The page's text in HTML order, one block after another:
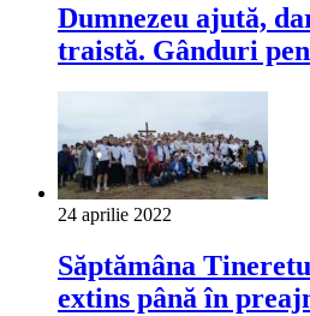
Dumnezeu ajută,
traistă. Gânduri
24 aprilie 2022
Săptămâna
extins până în